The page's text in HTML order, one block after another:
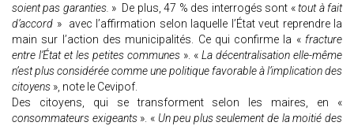
soient pas garanties. » De plus, 47 % des interrogés sont «tout à fait
d’accord » avec l’affirmation selon laquelle l’État veut reprendre la
main sur l’action des municipalités. Ce qui confirme la «fracture
entre l’État et les petites communes ». « La décentralisation elle-même
n’est plus considérée comme une politique favorable à l’implication des
citoyens », note le Cevipof.
Des citoyens, qui se transforment selon les maires, en «
consommateurs exigeants». « Un peu plus seulement de la moitié des